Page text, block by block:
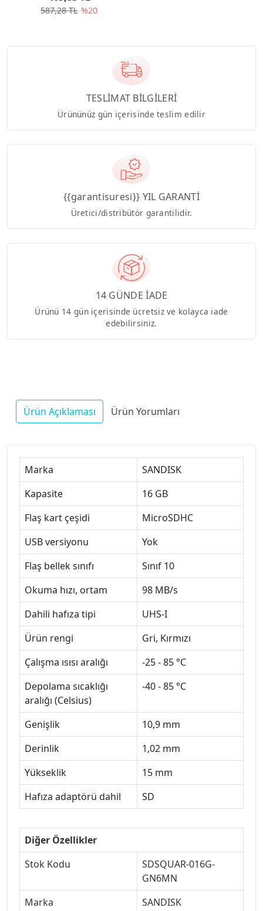
587,28 TL %20
TESLİMAT BİLGİLERİ
Ürününüz gün içerisinde teslim edilir
{{garantisuresi}} YIL GARANTİ
Üretici/distribütör garantilidir.
14 GÜNDE İADE
Ürünü 14 gün içerisinde ücretsiz ve kolayca iade
edebilirsiniz.
Ürün Açıklaması Ürün Yorumları
Marka
SANDISK
Kapasite
16 GB
Flaş kart çeşidi
MicroSDHC
USB versiyonu
Yok
Flaş bellek sınıfı
Sınıf 10
Okuma hızı, ortam
98 MB/s
Dahili hafıza tipi
UHS-I
Ürün rengi
Gri, Kırmızı
Çalışma ısısı aralığı
-25 - 85 °C
Depolama sıcaklığı
aralığı (Celsius)
-40 - 85 °C
Genişlik
10,9 mm
Derinlik
1,02 mm
Yükseklik
15 mm
Hafıza adaptörü dahil
SD
Diğer Özellikler
Stok Kodu
SDSQUAR-016G-
GN6MN
Marka
SANDISK